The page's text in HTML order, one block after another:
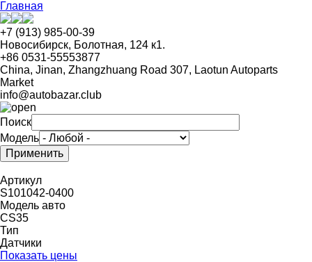
Перейти
к
основному
содержанию
Главная
+7 (913) 985-00-39
Новосибирск, Болотная, 124 к1.
+86 0531-55553877
China, Jinan, Zhangzhuang Road 307, Laotun Autoparts
Market
info@autobazar.club
Поиск
Модель
Артикул
S101042-0400
Модель авто
CS35
Тип
Датчики
Показать цены